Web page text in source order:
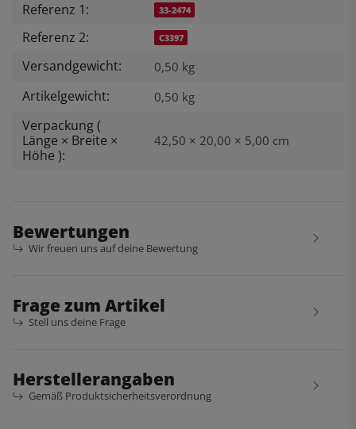
Referenz 1: 33-2474
Referenz 2: C3397
Versandgewicht: 0,50 kg
Artikelgewicht: 0,50 kg
Verpackung (
Länge × Breite ×
Höhe ):
42,50 × 20,00 × 5,00 cm
Bewertungen
Wir freuen uns auf deine Bewertung
Frage zum Artikel
Stell uns deine Frage
Herstellerangaben
Gemäß Produktsicherheitsverordnung